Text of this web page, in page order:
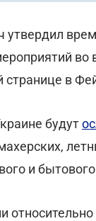
утвердил
во
странице в
будут
и